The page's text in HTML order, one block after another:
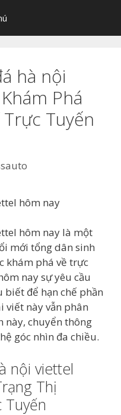
hà nội
Phá
Tuyến
hôm nay
hôm nay là một
mới tổng dân sinh
khám phá về trực
nay sự yêu cầu
để hạn chế phần
viết này vẫn phân
này, chuyển thông
góc nhìn đa chiều.
nội viettel
Thị